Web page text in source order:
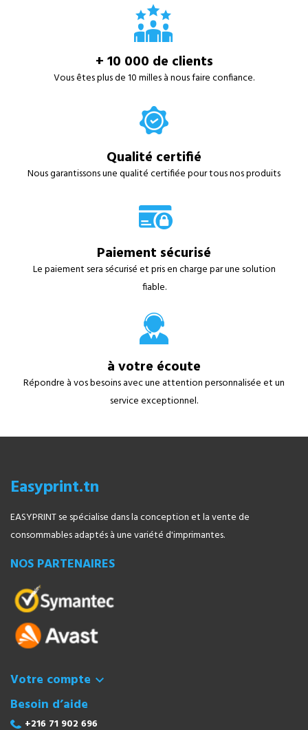
+ 10 000 de clients
Vous êtes plus de 10 milles à nous faire confiance.
Qualité certifié
Nous garantissons une qualité certifiée pour tous nos produits
Paiement sécurisé
Le paiement sera sécurisé et pris en charge par une solution
fiable.
à votre écoute
Répondre à vos besoins avec une attention personnalisée et un
service exceptionnel.
Easyprint.tn
EASYPRINT se spécialise dans la conception et la vente de
consommables adaptés à une variété d'imprimantes.
NOS PARTENAIRES
Votre compte 
Besoin d’aide
+216 71 902 696